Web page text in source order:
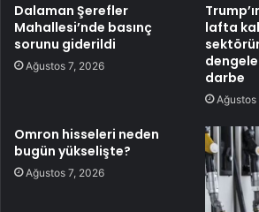
Dalaman Şerefler
Mahallesi’nde basınç
sorunu giderildi
Ağustos 7, 2026
lafta
darbe
Ağustos
Omron hisseleri neden
bugün yükselişte?
Ağustos 7, 2026